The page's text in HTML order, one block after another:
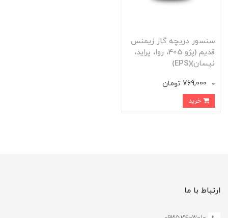
سنسور دریچه گاز زیمنس
قدیم (پژو 405، روا، پراید،
نیسان)(EPS)
0
769,000 تومان
ارتباط با ما